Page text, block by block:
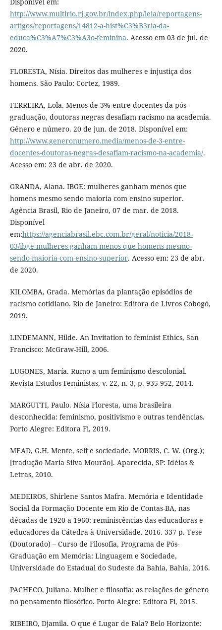
http://www.multirio.rj.gov.br/index.php/leia/reportagens-
artigos/reportagens/14812-a-hist%C3%B3ria-da-
educa%C3%A7%C3%A3o-feminina. Acesso em 03 de jul. de
2020.
FLORESTA, Nísia. Direitos das mulheres e injustiça dos
homens. São Paulo: Cortez, 1989.
FERREIRA, Lola. Menos de 3% entre docentes da pós-
graduação, doutoras negras desafiam racismo na academia.
Gênero e número. 20 de jun. de 2018. Disponível em:
http://www.generonumero.media/menos-de-3-entre-
docentes-doutoras-negras-desafiam-racismo-na-academia/.
Acesso em: 23 de abr. de 2020.
GRANDA, Alana. IBGE: mulheres ganham menos que
homens mesmo sendo maioria com ensino superior.
Agência Brasil, Rio de Janeiro, 07 de mar. de 2018.
Disponível
em:https://agenciabrasil.ebc.com.br/geral/noticia/2018-
03/ibge-mulheres-ganham-menos-que-homens-mesmo-
sendo-maioria-com-ensino-superior. Acesso em: 23 de abr.
de 2020.
KILOMBA, Grada. Memórias da plantação episódios de
racismo cotidiano. Rio de Janeiro: Editora de Livros Cobogó,
2019.
LINDEMANN, Hilde. An Invitation to feminist Ethics, San
Francisco: McGraw-Hill, 2006.
LUGONES, María. Rumo a um feminismo descolonial.
Revista Estudos Feministas, v. 22, n. 3, p. 935-952, 2014.
MARGUTTI, Paulo. Nísia Floresta, uma brasileira
desconhecida: feminismo, positivismo e outras tendências.
Porto Alegre: Editora Fi, 2019.
MEAD, G.H. Mente, self e sociedade. MORRIS, C. W. (Org.);
[tradução Maria Silva Mourão]. Aparecida, SP: Idéias &
Letras, 2010.
MEDEIROS, Shirlene Santos Mafra. Memória e Identidade
Social da Formação Docente em Rio de Contas-BA, nas
décadas de 1920 a 1960: reminiscências das educadoras e
educadores da Cátedra à Universidade. 2016. 337 p. Tese
(Doutorado) – Curso de Filosofia, Programa de Pós-
Graduação em Memória: Linguagem e Sociedade,
Universidade do Estadual do Sudeste da Bahia, Bahia, 2016.
PACHECO, Juliana. Mulher e filosofia: as relações de gênero
no pensamento filosófico. Porto Alegre: Editora Fi, 2015.
RIBEIRO, Djamila. O que é Lugar de Fala? Belo Horizonte: